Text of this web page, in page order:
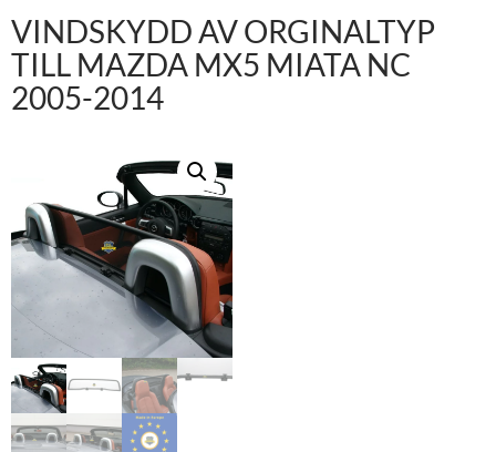
VINDSKYDD AV ORGINALTYP
TILL MAZDA MX5 MIATA NC
2005-2014